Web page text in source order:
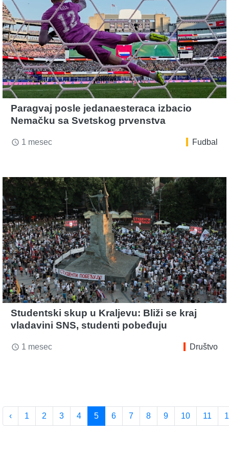
Paragvaj posle jedanaesteraca izbacio
Nemačku sa Svetskog prvenstva
access_time 1 mesec Fudbal
Studentski skup u Kraljevu: Bliži se kraj
vladavini SNS, studenti pobeđuju
access_time 1 mesec Društvo
‹ 1 2 3 4 5 6 7 8 9 10 11